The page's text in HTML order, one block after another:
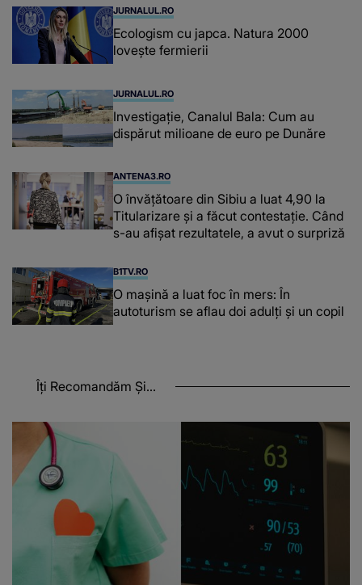
JURNALUL.RO
Ecologism cu japca. Natura 2000
lovește fermierii
JURNALUL.RO
Investigație, Canalul Bala: Cum au
dispărut milioane de euro pe Dunăre
ANTENA3.RO
O învățătoare din Sibiu a luat 4,90 la
Titularizare și a făcut contestație. Când
s-au afișat rezultatele, a avut o surpriză
B1TV.RO
O maşină a luat foc în mers: În
autoturism se aflau doi adulți și un copil
Îți Recomandăm Și...